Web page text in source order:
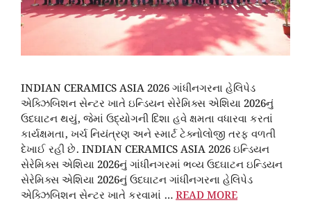
INDIAN CERAMICS ASIA 2026 ગાંધીનગરના હેલિપેડ
એક્ઝિબિશન સેન્ટર ખાતે ઇન્ડિયન સેરેમિક્સ એશિયા 2026નું
ઉદઘાટન થયું, જેમાં ઉદ્યોગની દિશા હવે ક્ષમતા વધારવા કરતાં
કાર્યક્ષમતા, ખર્ચ નિયંત્રણ અને સ્માર્ટ ટેક્નોલોજી તરફ વળતી
દેખાઈ રહી છે. INDIAN CERAMICS ASIA 2026 ઇન્ડિયન
સેરેમિક્સ એશિયા 2026નું ગાંધીનગરમાં ભવ્ય ઉદઘાટન ઇન્ડિયન
સેરેમિક્સ એશિયા 2026નું ઉદઘાટન ગાંધીનગરના હેલિપેડ
એક્ઝિબિશન સેન્ટર ખાતે કરવામાં …READ MORE